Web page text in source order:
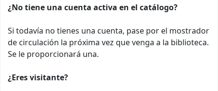
¿No tiene una cuenta activa en el catálogo?
Si todavía no tienes una cuenta, pase por el mostrador
de circulación la próxima vez que venga a la biblioteca.
Se le proporcionará una.
¿Eres visitante?